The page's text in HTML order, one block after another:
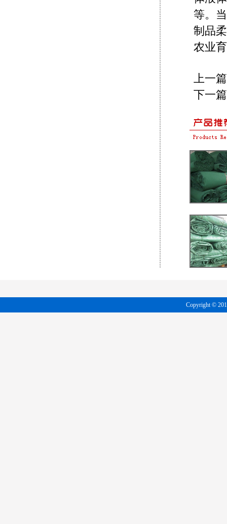
等。
制品
农业
上一
下一
Copyright ©